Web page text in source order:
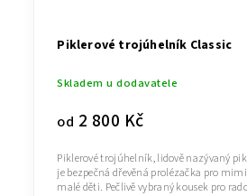
Piklerové trojúhelník Classic
Skladem u dodavatele
od 2 800 Kč
Piklerové trojúhelník, lidově nazývaný
je bezpečná dřevěná prolézačka pro
malé děti. Pečlivě vybraný kousek pro